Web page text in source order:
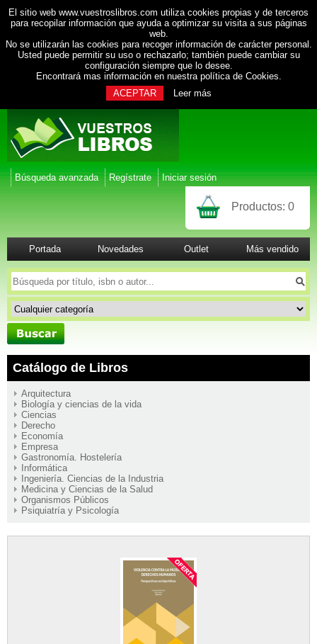
El sitio web www.vuestroslibros.com utiliza cookies propias y de terceros
para recopilar información que ayuda a optimizar su visita a sus páginas
web.
No se utilizarán las cookies para recoger información de carácter personal.
Usted puede permitir su uso o rechazarlo; también puede cambiar su
configuración siempre que lo desee.
Encontrará mas información en nuestra política de Cookies.
ACEPTAR
Leer más
Búsqueda avanzada Regístrate Iniciar sesión
Productos: 0
Portada Novedades Outlet Más vendido
Catálogo de Libros
Arquitectura
Biología y ciencias de la vida
Ciencias
Derecho
Economía
Empresa
Gastronomía. Hostelería
Informática
Ingeniería. Ciencias de la Industria
Medicina y Ciencias de la Salud
Organismos Públicos
Psiquiatría y Psicología